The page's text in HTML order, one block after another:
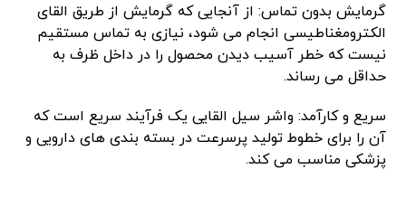
گرمایش بدون تماس: از آنجایی که گرمایش از طریق القای
الکترومغناطیسی انجام می شود، نیازی به تماس مستقیم
نیست که خطر آسیب دیدن محصول را در داخل ظرف به
حداقل می رساند.
سریع و کارآمد: واشر سیل القایی یک فرآیند سریع است که
آن را برای خطوط تولید پرسرعت در بسته بندی های دارویی و
پزشکی مناسب می کند.